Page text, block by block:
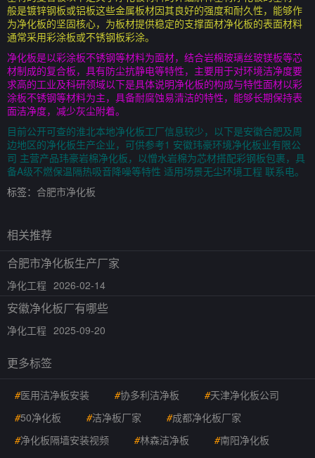
般是镀锌钢板或铝板这些金属板材因其良好的强度和耐久性，能够作
为净化板的坚固核心，为板材提供稳定的支撑面材净化板的表面材料
通常采用彩涂板或不锈钢板彩涂。
净化板是以彩涂板不锈钢等材料为面材，结合岩棉玻璃丝玻镁板等芯
材制成的复合板，具有防尘抗静电等特性，主要用于对环境洁净度要
求高的工业及科研领域以下是具体说明净化板的构成与特性面材以彩
涂板不锈钢等材料为主，具备耐腐蚀易清洁的特性，能够长期保持表
面洁净度，减少灰尘附着。
目前公开可查的淮北本地净化板工厂信息较少，以下是安徽合肥及周
边地区的净化板生产企业，可供参考1 安徽玮豪环境净化板业有限公
司 主营产品玮豪岩棉净化板，以憎水岩棉为芯材搭配彩钢板包裹，具
备A级不燃保温隔热吸音降噪等特性 适用场景无尘环境工程 联系电。
标签： 合肥市净化板
相关推荐
合肥市净化板生产厂家
净化工程 2026-02-14
安徽净化板厂有哪些
净化工程 2025-09-20
更多标签
#医用洁净板安装 #协多利洁净板 #天津净化板公司
#50净化板 #洁净板厂家 #成都净化板厂家
#净化板隔墙安装视频 #林森洁净板 #南阳净化板